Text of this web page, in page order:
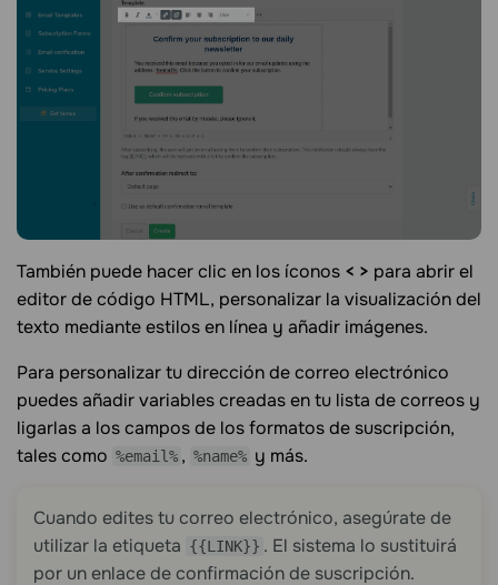
También puede hacer clic en los íconos < > para abrir el
editor de código HTML, personalizar la visualización del
texto mediante estilos en línea y añadir imágenes.
Para personalizar tu dirección de correo electrónico
puedes añadir variables creadas en tu lista de correos y
ligarlas a los campos de los formatos de suscripción,
tales como %email% , %name% y más.
Cuando edites tu correo electrónico, asegúrate de
utilizar la etiqueta {{LINK}} . El sistema lo sustituirá
por un enlace de confirmación de suscripción.